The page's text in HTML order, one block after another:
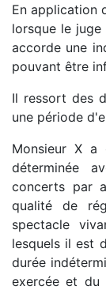
En application
lorsque le
accorde une
pouvant être
Il ressort des
une période
Monsieur X a
déterminée
concerts par
qualité de
spectacle
lesquels il est
durée
exercée et du